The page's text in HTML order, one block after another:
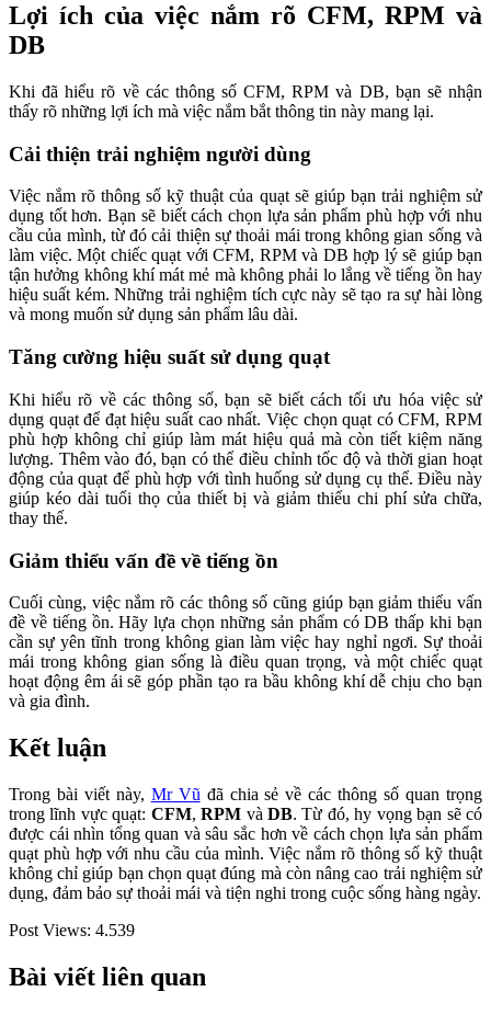
Lợi ích của việc nắm rõ CFM, RPM và
DB
Khi đã hiểu rõ về các thông số CFM, RPM và DB, bạn sẽ nhận
thấy rõ những lợi ích mà việc nắm bắt thông tin này mang lại.
Cải thiện trải nghiệm người dùng
Việc nắm rõ thông số kỹ thuật của quạt sẽ giúp bạn trải nghiệm sử
dụng tốt hơn. Bạn sẽ biết cách chọn lựa sản phẩm phù hợp với nhu
cầu của mình, từ đó cải thiện sự thoải mái trong không gian sống và
làm việc. Một chiếc quạt với CFM, RPM và DB hợp lý sẽ giúp bạn
tận hưởng không khí mát mẻ mà không phải lo lắng về tiếng ồn hay
hiệu suất kém. Những trải nghiệm tích cực này sẽ tạo ra sự hài lòng
và mong muốn sử dụng sản phẩm lâu dài.
Tăng cường hiệu suất sử dụng quạt
Khi hiểu rõ về các thông số, bạn sẽ biết cách tối ưu hóa việc sử
dụng quạt để đạt hiệu suất cao nhất. Việc chọn quạt có CFM, RPM
phù hợp không chỉ giúp làm mát hiệu quả mà còn tiết kiệm năng
lượng. Thêm vào đó, bạn có thể điều chỉnh tốc độ và thời gian hoạt
động của quạt để phù hợp với tình huống sử dụng cụ thể. Điều này
giúp kéo dài tuổi thọ của thiết bị và giảm thiểu chi phí sửa chữa,
thay thế.
Giảm thiểu vấn đề về tiếng ồn
Cuối cùng, việc nắm rõ các thông số cũng giúp bạn giảm thiểu vấn
đề về tiếng ồn. Hãy lựa chọn những sản phẩm có DB thấp khi bạn
cần sự yên tĩnh trong không gian làm việc hay nghỉ ngơi. Sự thoải
mái trong không gian sống là điều quan trọng, và một chiếc quạt
hoạt động êm ái sẽ góp phần tạo ra bầu không khí dễ chịu cho bạn
và gia đình.
Kết luận
Trong bài viết này, Mr Vũ đã chia sẻ về các thông số quan trọng
trong lĩnh vực quạt: CFM,RPM vàDB. Từ đó, hy vọng bạn sẽ có
được cái nhìn tổng quan và sâu sắc hơn về cách chọn lựa sản phẩm
quạt phù hợp với nhu cầu của mình. Việc nắm rõ thông số kỹ thuật
không chỉ giúp bạn chọn quạt đúng mà còn nâng cao trải nghiệm sử
dụng, đảm bảo sự thoải mái và tiện nghi trong cuộc sống hàng ngày.
Post Views: 4.539
Bài viết liên quan